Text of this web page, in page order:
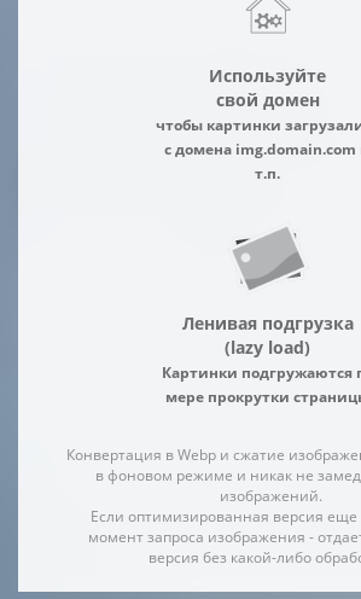
Используйте
свой домен
чтобы картинки
с домена img.domain.com
т.п.
Ленивая подгрузка
(lazy load)
Картинки подгружаются
мере прокрутки
Конвертация в Webp и сжатие
в фоновом режиме и никак не
изображений.
Если оптимизированная версия еще
момент запроса изображения -
версия без какой-либо